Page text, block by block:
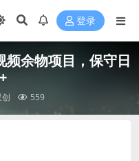
登录
余物项目，保守日
559